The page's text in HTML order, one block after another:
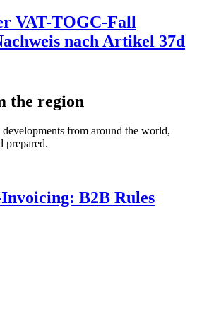
VAT-TOGC-Fall
nach Artikel 37d
the region
from around the world,
prepared.
B2B Rules